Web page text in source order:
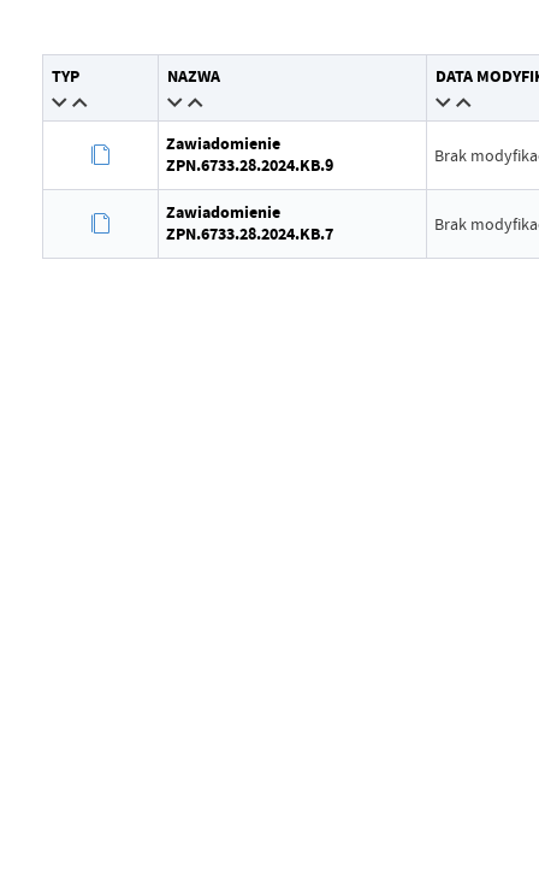
Wytworzył
Data opublikowania 2024-11-
Opublikował
Data ostatniej aktualizacji Brak
TYP NAZWA DATA
Zawiadomienie
ZPN.6733.28.2024.KB.9
Brak
Zawiadomienie
ZPN.6733.28.2024.KB.7
Brak